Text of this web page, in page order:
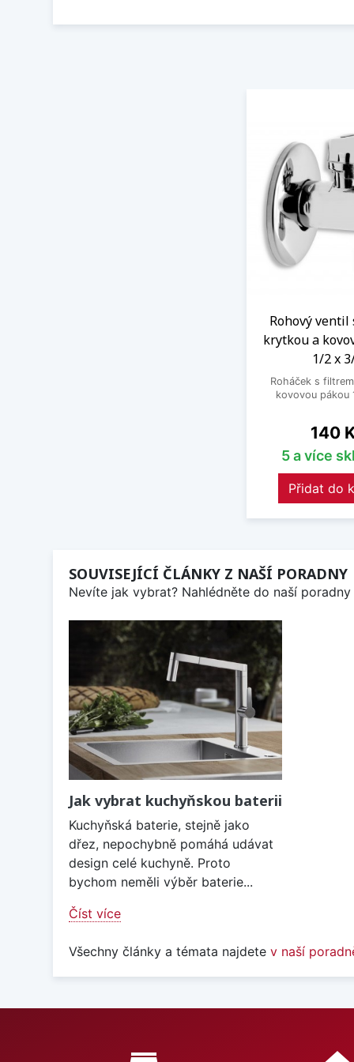
Rohový
krytkou a
1/2 x
Roháček s
kovovou pákou
Cena
140
5 a více
Přidat do
SOUVISEJÍCÍ ČLÁNKY Z NAŠÍ PORADNY
Nevíte jak vybrat? Nahlédněte do naší
Jak vybrat kuchyňskou baterii
Kuchyňská baterie, stejně jako
dřez, nepochybně pomáhá udávat
design celé kuchyně. Proto
bychom neměli výběr baterie...
Číst více
Všechny články a témata najdete v naší
Proč nakupovat u nás?